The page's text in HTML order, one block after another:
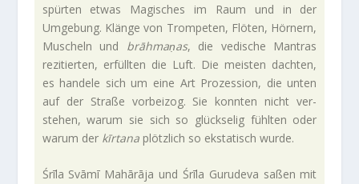
spürten etwas Magi­sches im Raum und in der
Umge­bung. Klänge von Trom­peten, Flöten, Hör­nern,
Muscheln und brāh­maṇas, die vedi­sche Man­tras
rezi­tierten, erfüllten die Luft. Die mei­sten dachten,
es han­dele sich um eine Art Pro­zes­sion, die unten
auf der Straße vor­beizog. Sie konnten nicht ver­
stehen, warum sie sich so glück­selig fühlten oder
warum der kīr­tanaplötz­lich so eksta­tisch wurde.
Śrīla Svāmī Mahārāja und Śrīla Guru­deva saßen mit